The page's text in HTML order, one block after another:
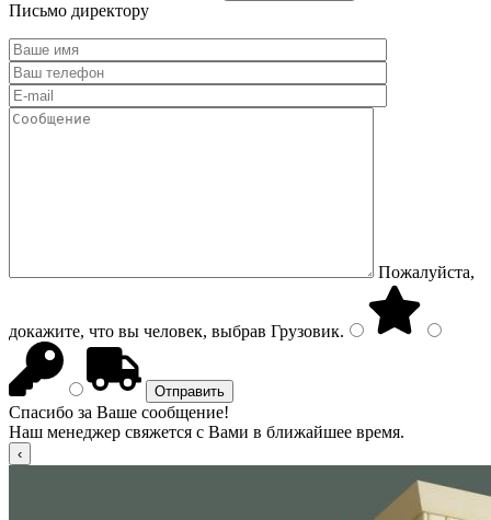
Письмо директору
Пожалуйста,
докажите, что вы человек, выбрав Грузовик.
Спасибо за Ваше сообщение!
Наш менеджер свяжется с Вами в ближайшее время.